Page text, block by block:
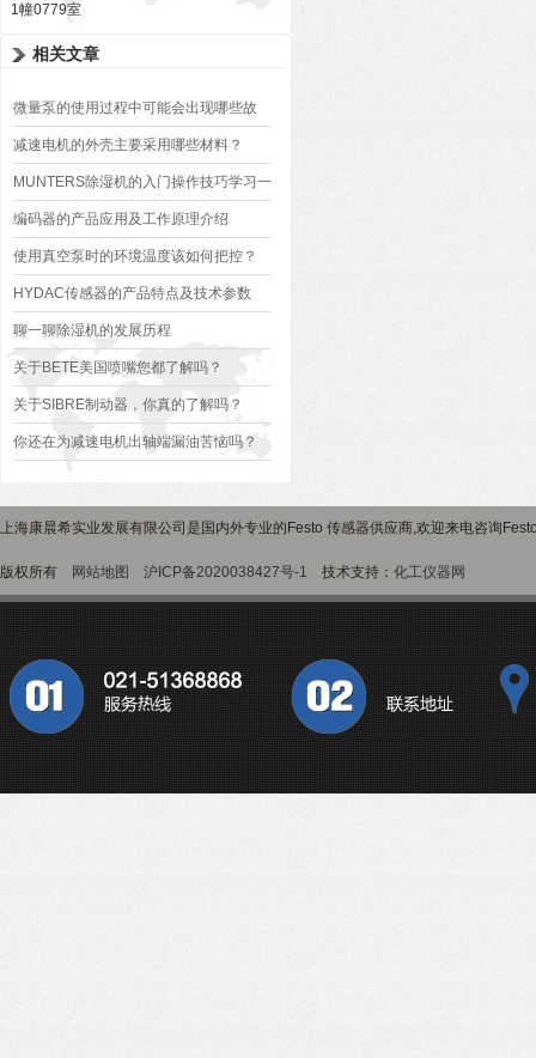
1幢0779室
相关文章
微量泵的使用过程中可能会出现哪些故
障？
减速电机的外壳主要采用哪些材料？
MUNTERS除湿机的入门操作技巧学习一
下
编码器的产品应用及工作原理介绍
使用真空泵时的环境温度该如何把控？
HYDAC传感器的产品特点及技术参数
聊一聊除湿机的发展历程
关于BETE美国喷嘴您都了解吗？
关于SIBRE制动器，你真的了解吗？
你还在为减速电机出轴端漏油苦恼吗？
上海康晨希实业发展有限公司是国内外专业的Festo 传感器供应商,欢迎来电咨询
版权所有 网站地图 沪ICP备2020038427号-1 技术支持： 化工仪器网